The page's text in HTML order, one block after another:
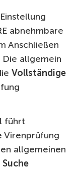
abnehmbare
Anschließen
allgemein
Vollständige
führt
Virenprüfung
allgemeinen
Suche